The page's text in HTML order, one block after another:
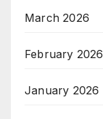
March 2026
February 2026
January 2026